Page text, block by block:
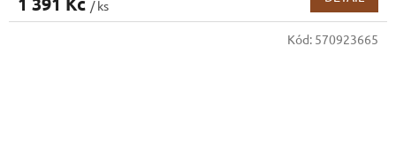
/ ks
Kód: 570923665